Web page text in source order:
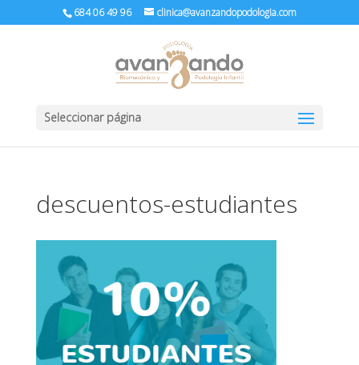
684 06 49 96 clinica@avanzandopodologia.com
Seleccionar página
descuentos-estudiantes